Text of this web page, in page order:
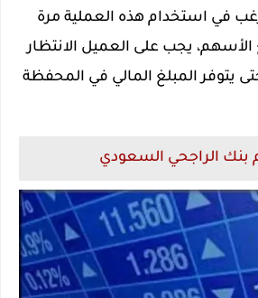
في استخدام هذه العملية مرة
الأسهم، يجب على العميل الانتظار
حتى يتوفر المبلغ المالي في المحفظة
بنك الراجحي السعودي